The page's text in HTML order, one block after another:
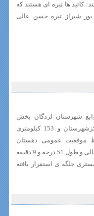
کائید ها تیره ای هستند که
شیراز تیره حسن عالی
شهرستان لردگان بخش
خانمیرزا در 28 کیلومتری جنوب شرقی لردگان مرکزشهرستان و 153 کیلومتری
موقعیت عمومی دهستان
جوانمردی در عرض جغرافیایی 31درجه و 28 دقیقه شمالی و طول 51 درجه و 9 دقیقه
و در بستری جلگه ی استقرار یافته